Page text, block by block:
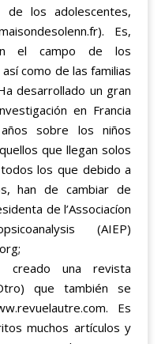
de los adolescentes,
Es,
el campo de los
como de las familias
desarrollado un gran
en Francia
sobre los niños
que llegan solos
los que debido a
han de cambiar de
de l’Associacíon
(AIEP)
creado una revista
que también se
Es
muchos artículos y